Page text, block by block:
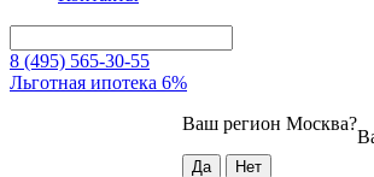
8 (495) 565-30-55
Льготная ипотека 6%
Ваш регион Москва?